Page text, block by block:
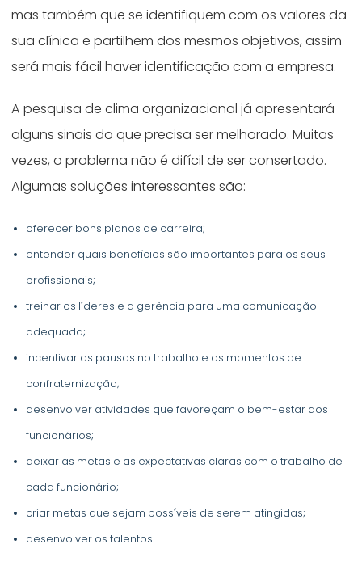
mas também que se identifiquem com os valores da
sua clínica e partilhem dos mesmos objetivos, assim
será mais fácil haver identificação com a empresa.
A pesquisa de clima organizacional já apresentará
alguns sinais do que precisa ser melhorado. Muitas
vezes, o problema não é difícil de ser consertado.
Algumas soluções interessantes são:
oferecer bons planos de carreira;
entender quais benefícios são importantes para os seus
profissionais;
treinar os líderes e a gerência para uma comunicação
adequada;
incentivar as pausas no trabalho e os momentos de
confraternização;
desenvolver atividades que favoreçam o bem-estar dos
funcionários;
deixar as metas e as expectativas claras com o trabalho de
cada funcionário;
criar metas que sejam possíveis de serem atingidas;
desenvolver os talentos.